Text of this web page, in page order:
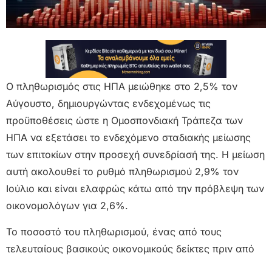
Ο πληθωρισμός στις ΗΠΑ μειώθηκε στο 2,5% τον
Αύγουστο, δημιουργώντας ενδεχομένως τις
προϋποθέσεις ώστε η Ομοσπονδιακή Τράπεζα των
ΗΠΑ να εξετάσει το ενδεχόμενο σταδιακής μείωσης
των επιτοκίων στην προσεχή συνεδρίασή της. Η μείωση
αυτή ακολουθεί το ρυθμό πληθωρισμού 2,9% τον
Ιούλιο και είναι ελαφρώς κάτω από την πρόβλεψη των
οικονομολόγων για 2,6%.
Το ποσοστό του πληθωρισμού, ένας από τους
τελευταίους βασικούς οικονομικούς δείκτες πριν από